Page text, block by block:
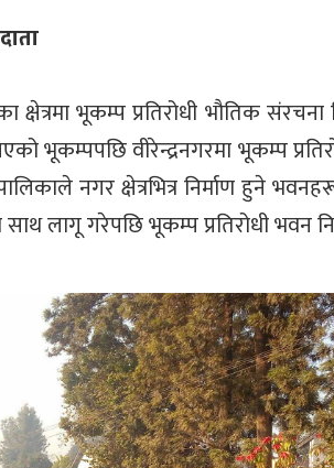
क्षेत्रमा भूकम्प प्रतिरोधी भौतिक
भूकम्पपछि वीरेन्द्रनगरमा भूकम्प
नगर क्षेत्रभित्र निर्माण हुने
लागू गरेपछि भूकम्प प्रतिरोधी भवन